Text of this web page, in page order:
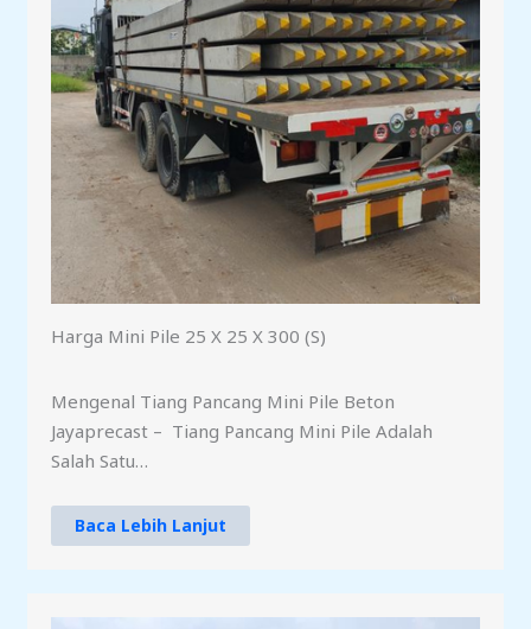
Harga Mini Pile 25 X 25 X 300 (S)
Mengenal Tiang Pancang Mini Pile Beton
Jayaprecast – Tiang Pancang Mini Pile Adalah
Salah Satu…
Baca Lebih Lanjut